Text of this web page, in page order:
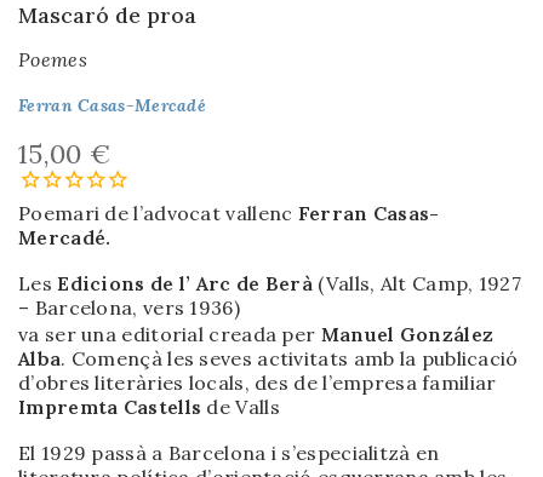
Mascaró de proa
Poemes
Ferran Casas-Mercadé
15,00 €
Poemari de l’advocat vallenc Ferran Casas-
Mercadé.
LesEdicions de l’ Arc de Berà (Valls, Alt Camp, 1927
– Barcelona, vers 1936)
va ser una editorial creada per Manuel González
Alba. Començà les seves activitats amb la publicació
d’obres literàries locals, des de l’empresa familiar
Impremta Castells de Valls
El 1929 passà a Barcelona i s’especialitzà en